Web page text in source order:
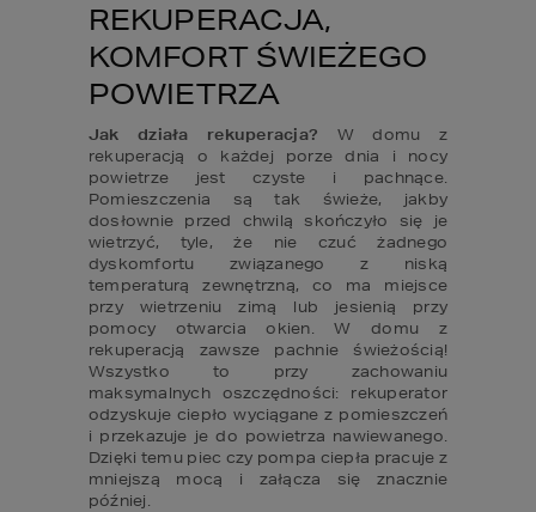
REKUPERACJA,
KOMFORT ŚWIEŻEGO
POWIETRZA
Jak działa rekuperacja? W domu z
rekuperacją o każdej porze dnia i nocy
powietrze jest czyste i pachnące.
Pomieszczenia są tak świeże, jakby
dosłownie przed chwilą skończyło się je
wietrzyć, tyle, że nie czuć żadnego
dyskomfortu związanego z niską
temperaturą zewnętrzną, co ma miejsce
przy wietrzeniu zimą lub jesienią przy
pomocy otwarcia okien. W domu z
rekuperacją zawsze pachnie świeżością!
Wszystko to przy zachowaniu
maksymalnych oszczędności: rekuperator
odzyskuje ciepło wyciągane z pomieszczeń
i przekazuje je do powietrza nawiewanego.
Dzięki temu piec czy pompa ciepła pracuje z
mniejszą mocą i załącza się znacznie
później.